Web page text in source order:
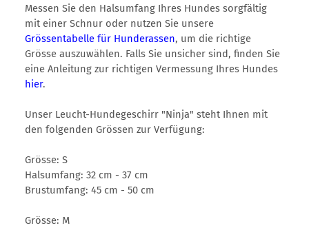
Messen Sie den Halsumfang Ihres Hundes sorgfältig
mit einer Schnur oder nutzen Sie unsere
Grössentabelle für Hunderassen, um die richtige
Grösse auszuwählen. Falls Sie unsicher sind, finden Sie
eine Anleitung zur richtigen Vermessung Ihres Hundes
hier.
Unser Leucht-Hundegeschirr "Ninja" steht Ihnen mit
den folgenden Grössen zur Verfügung:
Grösse: S
Halsumfang: 32 cm - 37 cm
Brustumfang: 45 cm - 50 cm
Grösse: M